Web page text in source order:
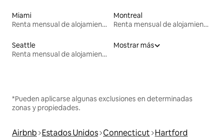
Miami
Renta mensual de alojamientos
Montreal
Renta mensual de alojamientos
Seattle
Renta mensual de alojamientos
Mostrar más
*Pueden aplicarse algunas exclusiones en determinadas
zonas y propiedades.
Airbnb Estados Unidos Connecticut Hartford